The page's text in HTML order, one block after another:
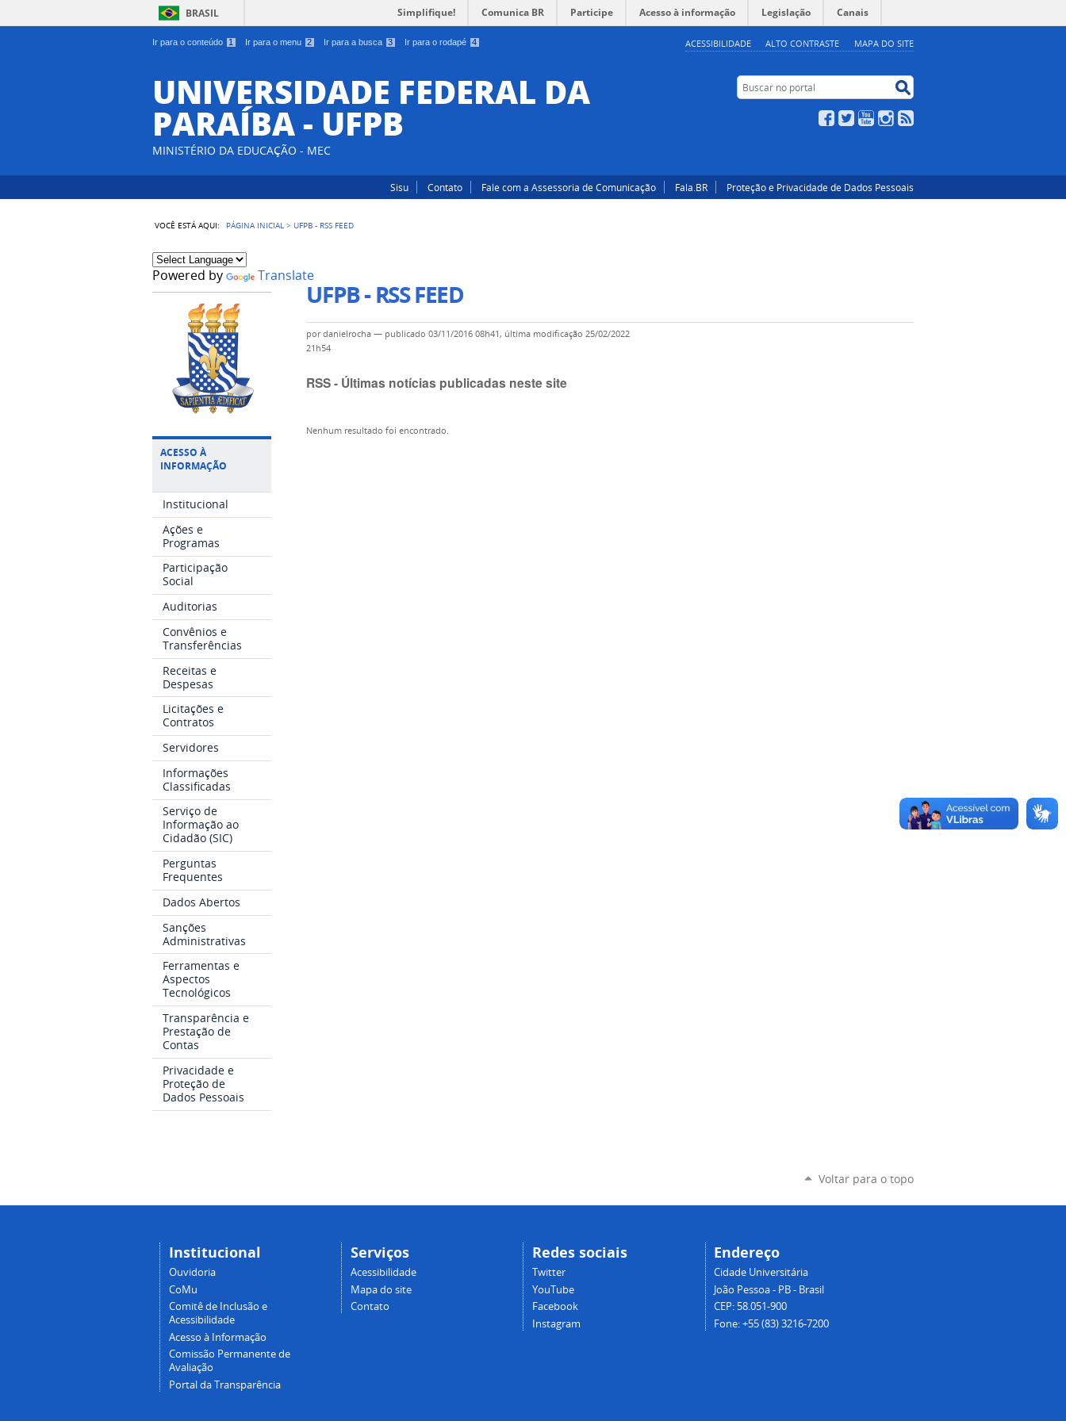
Ir para o conteúdo 1 Ir para o menu 2 Ir para a busca 3 Ir para o rodapé 4 ACESSIBILIDADE ALTO CONTRASTE MAPA DO SITE
BRASIL Simplifique! Comunica BR Participe Acesso à informação Legislação Canais
UNIVERSIDADE FEDERAL DA
PARAÍBA - UFPB
MINISTÉRIO DA EDUCAÇÃO - MEC
Buscar no portal
Facebook
TwitterYouTubeInstagram
Sisu Contato Fale com a Assessoria de Comunicação Fala.BR Proteção e Privacidade de Dados Pessoais
VOCÊ ESTÁ AQUI: PÁGINA INICIAL > UFPB - RSS FEED
Powered by Translate
ACESSO À
INFORMAÇÃO
Institucional
Ações e
Programas
Participação
Social
Auditorias
Convênios e
Transferências
Receitas e
Despesas
Licitações e
Contratos
Servidores
Informações
Classificadas
Serviço de
Informação ao
Cidadão (SIC)
Perguntas
Frequentes
Dados Abertos
Sanções
Administrativas
Ferramentas e
Aspectos
Tecnológicos
Transparência e
Prestação de
Contas
Privacidade e
Proteção de
Dados Pessoais
UFPB - RSS FEED
pordanielrocha — publicado 03/11/2016 08h41, última modificação 25/02/2022
21h54
RSS - Últimas notícias publicadas neste site
Nenhum resultado foi encontrado.
Voltar para o topo
Institucional
Ouvidoria
CoMu
Comitê de Inclusão e
Acessibilidade
Acesso à Informação
Comissão Permanente de
Avaliação
Portal da Transparência
Serviços
Acessibilidade
Mapa do site
Contato
Redes sociais
Twitter
YouTube
Facebook
Instagram
Endereço
Cidade Universitária
João Pessoa - PB - Brasil
CEP: 58.051-900
Fone: +55 (83) 3216-7200